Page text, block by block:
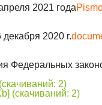
2021 года
2020 г.
Федеральных
2)
(cкачиваний: 2)